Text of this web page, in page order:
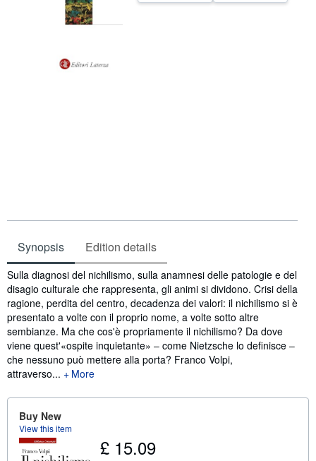
Synopsis Edition details
Synopsis
Sulla diagnosi del nichilismo, sulla anamnesi delle patologie e del
disagio culturale che rappresenta, gli animi si dividono. Crisi della
ragione, perdita del centro, decadenza dei valori: il nichilismo si è
presentato a volte con il proprio nome, a volte sotto altre
sembianze. Ma che cos'è propriamente il nichilismo? Da dove
viene quest'«ospite inquietante» – come Nietzsche lo definisce –
che nessuno può mettere alla porta? Franco Volpi,
attraverso...
More
Buy New
View this item
£ 15.09